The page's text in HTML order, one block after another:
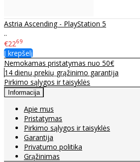
Astria Ascending - PlayStation 5
..
€2269
Į krepšelį
Nemokamas pristatymas nuo 50€
14 dienų prekių grąžinimo garantija
Pirkimo sąlygos ir taisyklės
Informacija
Apie mus
Pristatymas
Pirkimo sąlygos ir taisyklės
Garantija
Privatumo politika
Grąžinimas